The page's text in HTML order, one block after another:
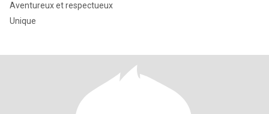
Aventureux et respectueux
Unique